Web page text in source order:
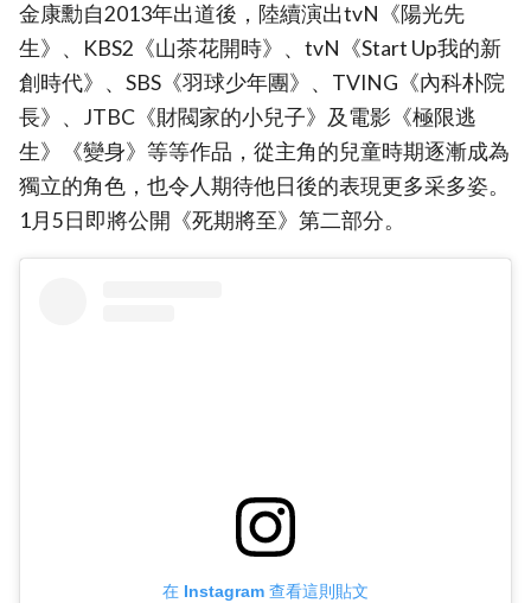
金康勳自2013年出道後，陸續演出tvN《陽光先
生》、KBS2《山茶花開時》、tvN《Start Up我的新
創時代》、SBS《羽球少年團》、TVING《內科朴院
長》、JTBC《財閥家的小兒子》及電影《極限逃
生》《變身》等等作品，從主角的兒童時期逐漸成為
獨立的角色，也令人期待他日後的表現更多采多姿。
1月5日即將公開《死期將至》第二部分。
在 Instagram 查看這則貼文